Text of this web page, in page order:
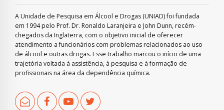
A Unidade de Pesquisa em Álcool e Drogas (UNIAD) foi fundada
em 1994 pelo Prof. Dr. Ronaldo Laranjeira e John Dunn, recém-
chegados da Inglaterra, com o objetivo inicial de oferecer
atendimento a funcionários com problemas relacionados ao uso
de álcool e outras drogas. Esse trabalho marcou o início de uma
trajetória voltada à assistência, à pesquisa e à formação de
profissionais na área da dependência química.